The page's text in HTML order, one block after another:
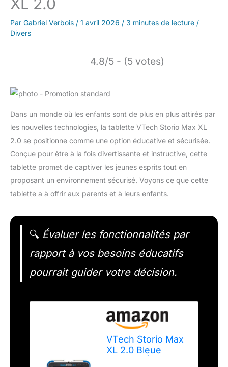
Par Gabriel Verbois / 1 avril 2026 / 3 minutes de lecture /
Divers
4.8/5 - (5 votes)
Dans un monde où les enfants sont de plus en plus attirés par
les nouvelles technologies, la tablette VTech Storio Max XL
2.0 se positionne comme une option éducative et sécurisée.
Conçue pour être à la fois divertissante et instructive, cette
tablette promet de captiver les jeunes esprits tout en
proposant un environnement sécurisé. Voyons ce que cette
tablette a à offrir aux parents et à leurs enfants.
🔍 Évaluer les fonctionnalités par
rapport à vos besoins éducatifs
pourrait guider votre décision.
VTech Storio Max
XL 2.0 Bleue